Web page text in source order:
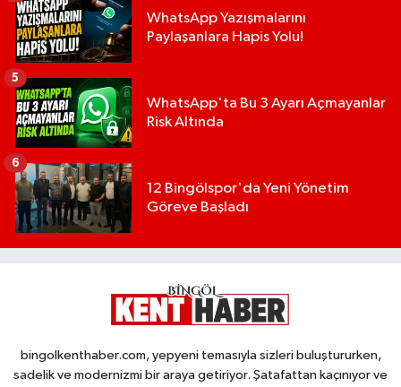
WhatsApp Yazışmalarını
Paylaşanlara Hapis Yolu!
WhatsApp'ta Bu 3 Ayarı Açmayanlar
Risk Altında
5
12 Bingölspor'da Yeni Yönetim
Göreve Başladı
6
bingolkenthaber.com, yepyeni temasıyla sizleri buluştururken,
sadelik ve modernizmi bir araya getiriyor. Şatafattan kaçınıyor ve